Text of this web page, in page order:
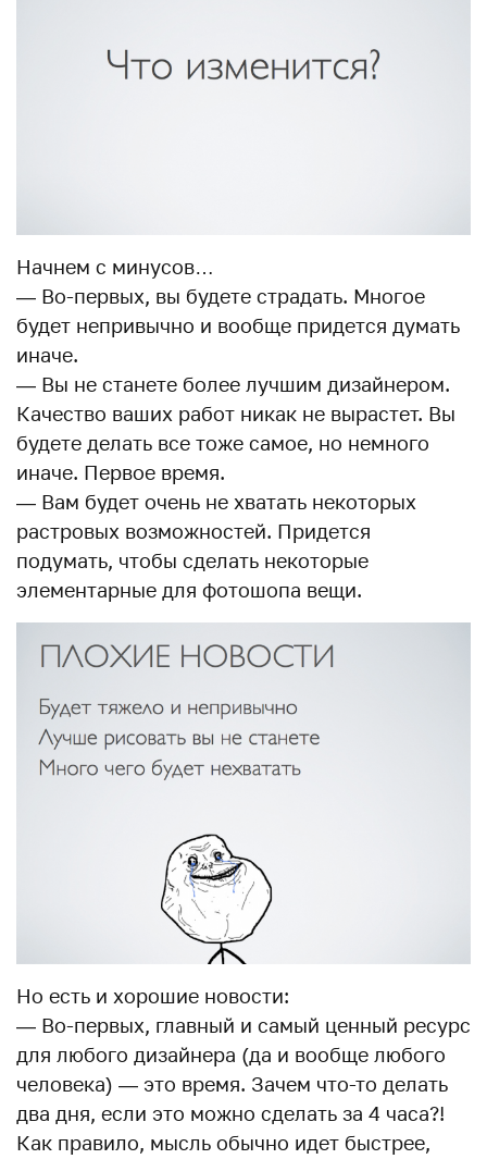
Начнем с минусов…
— Во-первых, вы будете страдать. Многое
будет непривычно и вообще придется думать
иначе.
— Вы не станете более лучшим дизайнером.
Качество ваших работ никак не вырастет. Вы
будете делать все тоже самое, но немного
иначе. Первое время.
— Вам будет очень не хватать некоторых
растровых возможностей. Придется
подумать, чтобы сделать некоторые
элементарные для фотошопа вещи.
Но есть и хорошие новости:
— Во-первых, главный и самый ценный ресурс
для любого дизайнера (да и вообще любого
человека) — это время. Зачем что-то делать
два дня, если это можно сделать за 4 часа?!
Как правило, мысль обычно идет быстрее,